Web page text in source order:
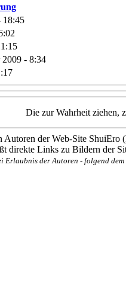
18:45
2009 - 8:34
Die zur Wahrheit ziehen,
der Web-Site ShuiEro
direkte Links zu Bildern der
der Autoren - folgend